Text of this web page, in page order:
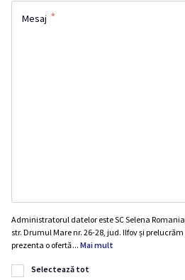
Mesaj *
Administratorul datelor este SC Selena
str. Drumul Mare nr. 26-28, jud. Ilfov și
prezenta o ofertă... Mai mult
Selectează tot